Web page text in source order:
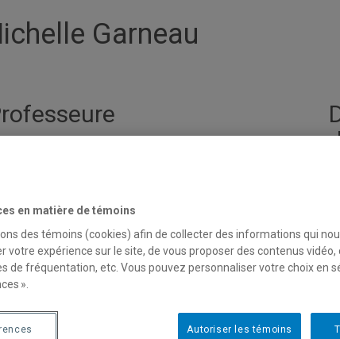
Garneau
en matière de témoins
des témoins (cookies) afin de collecter des informations qui
votre expérience sur le site, de vous proposer des contenus vidéo,
de fréquentation, etc. Vous pouvez personnaliser votre choix en
».
Autoriser les témoins